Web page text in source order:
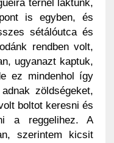
térnél laktunk,
is egyben, és
sétálóutca és
rendben volt,
ugyanazt kaptuk,
ez mindenhol így
zöldségeket,
boltot keresni és
a reggelihez. A
szerintem kicsit